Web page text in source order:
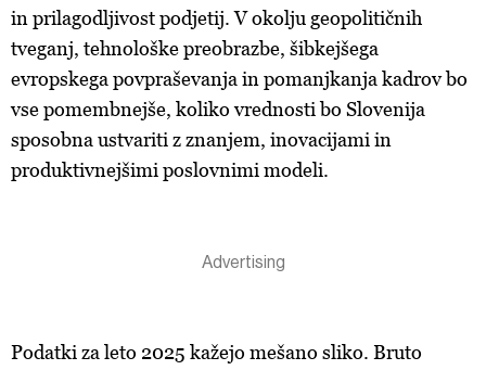
in prilagodljivost podjetij. V okolju geopolitičnih
tveganj, tehnološke preobrazbe, šibkejšega
evropskega povpraševanja in pomanjkanja kadrov bo
vse pomembnejše, koliko vrednosti bo Slovenija
sposobna ustvariti z znanjem, inovacijami in
produktivnejšimi poslovnimi modeli.
Podatki za leto 2025 kažejo mešano sliko. Bruto